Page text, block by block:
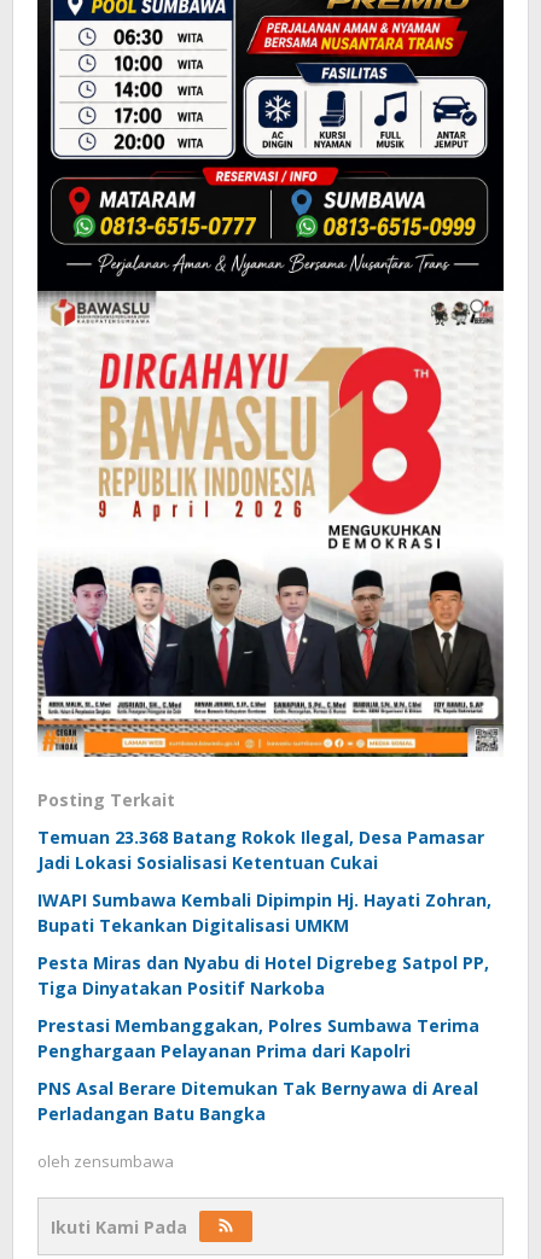
Posting Terkait
Temuan 23.368 Batang Rokok Ilegal, Desa Pamasar
Jadi Lokasi Sosialisasi Ketentuan Cukai
IWAPI Sumbawa Kembali Dipimpin Hj. Hayati Zohran,
Bupati Tekankan Digitalisasi UMKM
Pesta Miras dan Nyabu di Hotel Digrebeg Satpol PP,
Tiga Dinyatakan Positif Narkoba
Prestasi Membanggakan, Polres Sumbawa Terima
Penghargaan Pelayanan Prima dari Kapolri
PNS Asal Berare Ditemukan Tak Bernyawa di Areal
Perladangan Batu Bangka
oleh zensumbawa
Ikuti Kami Pada